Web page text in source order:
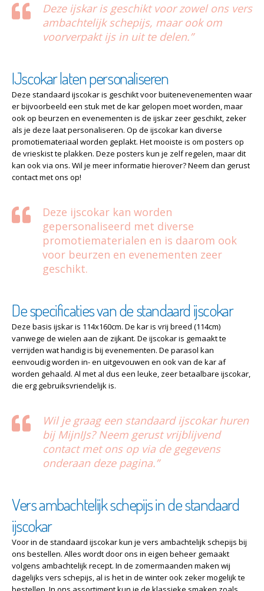
Deze ijskar is geschikt voor zowel ons vers
ambachtelijk schepijs, maar ook om
voorverpakt ijs in uit te delen.”
IJscokar laten personaliseren
Deze standaard ijscokar is geschikt voor buitenevenementen waar
er bijvoorbeeld een stuk met de kar gelopen moet worden, maar
ook op beurzen en evenementen is de ijskar zeer geschikt, zeker
als je deze laat personaliseren. Op de ijscokar kan diverse
promotiemateriaal worden geplakt. Het mooiste is om posters op
de vrieskist te plakken. Deze posters kun je zelf regelen, maar dit
kan ook via ons. Wil je meer informatie hierover? Neem dan gerust
contact met ons op!
Deze ijscokar kan worden
gepersonaliseerd met diverse
promotiematerialen en is daarom ook
voor beurzen en evenementen zeer
geschikt.
De specificaties van de standaard ijscokar
Deze basis ijskar is 114x160cm. De kar is vrij breed (114cm)
vanwege de wielen aan de zijkant. De ijscokar is gemaakt te
verrijden wat handig is bij evenementen. De parasol kan
eenvoudig worden in- en uitgevouwen en ook van de kar af
worden gehaald. Al met al dus een leuke, zeer betaalbare ijscokar,
die erg gebruiksvriendelijk is.
Wil je graag een standaard ijscokar huren
bij MijnIJs? Neem gerust vrijblijvend
contact met ons op via de gegevens
onderaan deze pagina.”
Vers ambachtelijk schepijs in de standaard
ijscokar
Voor in de standaard ijscokar kun je vers ambachtelijk schepijs bij
ons bestellen. Alles wordt door ons in eigen beheer gemaakt
volgens ambachtelijk recept. In de zomermaanden maken wij
dagelijks vers schepijs, al is het in de winter ook zeker mogelijk te